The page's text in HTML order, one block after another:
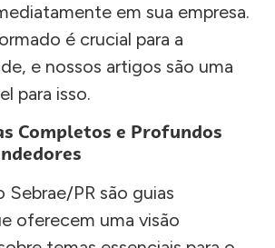
em sua empresa.
é crucial para a
e nossos artigos são uma
para isso.
Completos e Profundos
Sebrae/PR são guias
oferecem uma visão